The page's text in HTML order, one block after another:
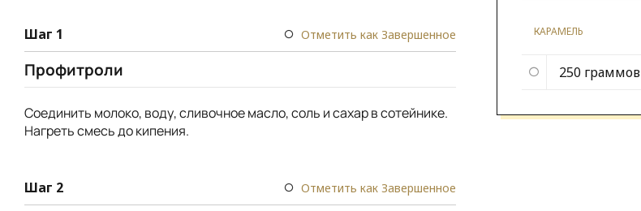
Шаг 1 Отметить как Завершенное
Профитроли
Соединить молоко, воду, сливочное масло, соль и сахар в сотейнике.
Нагреть смесь до кипения.
Шаг 2 Отметить как Завершенное
КАРАМЕЛЬ
250 граммов